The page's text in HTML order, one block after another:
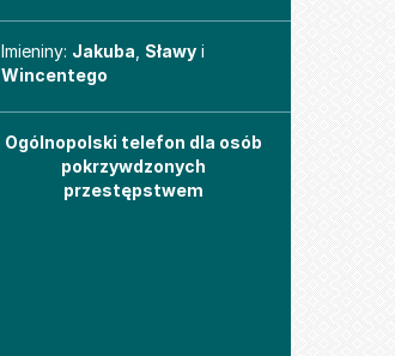
Imieniny
Imieniny: Jakuba Sławyi
Wincentego
Ogólnopolski telefon dla osób
pokrzywdzonych
przestępstwem